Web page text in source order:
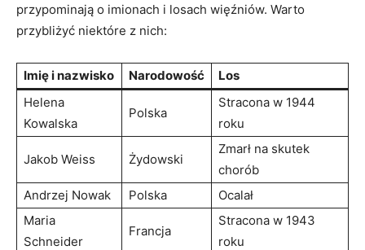
przypominają ​o imionach i losach więźniów. Warto
przybliżyć niektóre z nich:
Imię i nazwisko Narodowość
Los
Helena‍
Kowalska
Polska
Stracona w ‌1944
roku
Jakob ⁤Weiss Żydowski
Zmarł na skutek
chorób
Andrzej Nowak
Polska
Ocalał
Maria
Schneider
Francja
Stracona ‍w 1943​
roku